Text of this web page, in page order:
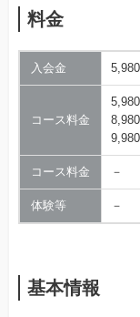
料金
入会金
コース料金
コース料金 －
体験等 －
基本情報